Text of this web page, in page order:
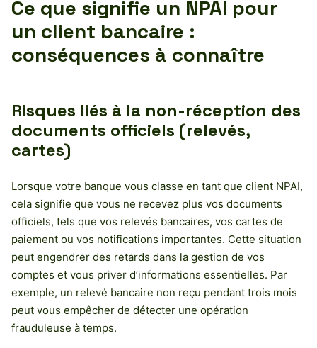
Ce que signifie un NPAI pour
un client bancaire :
conséquences à connaître
Risques liés à la non-réception des
documents officiels (relevés,
cartes)
Lorsque votre banque vous classe en tant que client NPAI,
cela signifie que vous ne recevez plus vos documents
officiels, tels que vos relevés bancaires, vos cartes de
paiement ou vos notifications importantes. Cette situation
peut engendrer des retards dans la gestion de vos
comptes et vous priver d’informations essentielles. Par
exemple, un relevé bancaire non reçu pendant trois mois
peut vous empêcher de détecter une opération
frauduleuse à temps.